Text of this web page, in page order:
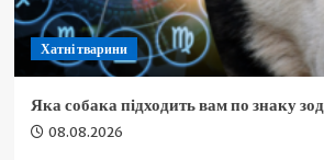
Хатні тварини
Яка собака підходить вам по знаку
08.08.2026